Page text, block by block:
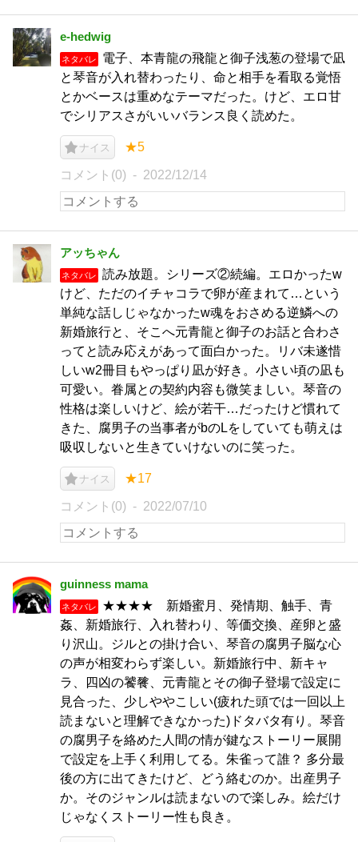
e-hedwig
ネタバレ
電子、本青龍の飛龍と御子浅葱の登場で凪
と琴音が入れ替わったり、命と相手を看取る覚悟
とかベースは重めなテーマだった。けど、エロ甘
でシリアスさがいいバランス良く読めた。
ナイス ★5
コメント(0) 2022/12/14
アッちゃん
ネタバレ
読み放題。シリーズ②続編。エロかったw
けど、ただのイチャコラで卵が産まれて…という
単純な話しじゃなかったw魂をおさめる逆鱗への
新婚旅行と、そこへ元青龍と御子のお話と合わさ
ってと読み応えがあって面白かった。リバ未遂惜
しいw2冊目もやっぱり凪が好き。小さい頃の凪も
可愛い。眷属との契約内容も微笑ましい。琴音の
性格は楽しいけど、絵が若干…だったけど慣れて
きた、腐男子の当事者がbのLをしていても萌えは
吸収しないと生きていけないのに笑った。
ナイス ★17
コメント(0) 2022/07/10
guinness mama
ネタバレ
★★★★ 新婚蜜月、発情期、触手、青
姦、新婚旅行、入れ替わり、等価交換、産卵と盛
り沢山。ジルとの掛け合い、琴音の腐男子脳な心
の声が相変わらず楽しい。新婚旅行中、新キャ
ラ、四凶の饕餮、元青龍とその御子登場で設定に
見合った、少しややこしい(疲れた頭では一回以上
読まないと理解できなかった)ドタバタ有り。琴音
の腐男子を絡めた人間の情が鍵なストーリー展開
で設定を上手く利用してる。朱雀って誰？ 多分最
後の方に出てきたけど、どう絡むのか。出産男子
か。そのジャンルは読まないので楽しみ。絵だけ
じゃなくストーリー性も良き。